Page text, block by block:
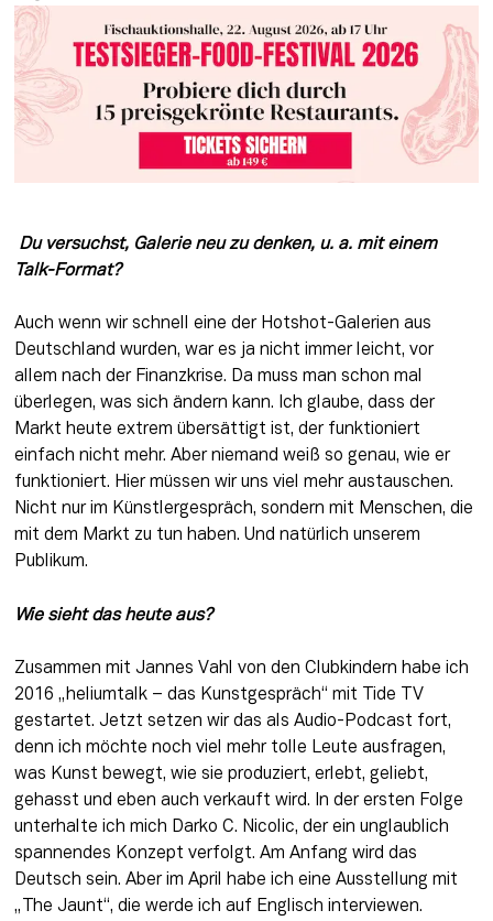
Talk-Format?
Auch wenn wir schnell eine der Hotshot-Galerien aus
Deutschland wurden, war es ja nicht immer leicht, vor
allem nach der Finanzkrise. Da muss man schon mal
überlegen, was sich ändern kann. Ich glaube, dass der
Markt heute extrem übersättigt ist, der funktioniert
einfach nicht mehr. Aber niemand weiß so genau, wie er
funktioniert. Hier müssen wir uns viel mehr austauschen.
Nicht nur im Künstlergespräch, sondern mit Menschen, die
mit dem Markt zu tun haben. Und natürlich unserem
Publikum.
Wie sieht das heute aus?
Zusammen mit Jannes Vahl von den Clubkindern habe ich
2016 „heliumtalk – das Kunstgespräch“ mit Tide TV
gestartet. Jetzt setzen wir das als Audio-Podcast fort,
denn ich möchte noch viel mehr tolle Leute ausfragen,
was Kunst bewegt, wie sie produziert, erlebt, geliebt,
gehasst und eben auch verkauft wird. In der ersten Folge
unterhalte ich mich Darko C. Nicolic, der ein unglaublich
spannendes Konzept verfolgt. Am Anfang wird das
Deutsch sein. Aber im April habe ich eine Ausstellung mit
„The Jaunt“, die werde ich auf Englisch interviewen.